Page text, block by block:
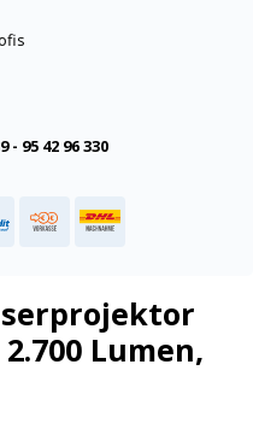
- 95 42 96 330
Lumen,